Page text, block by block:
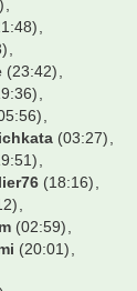
(23:42)
(03:27)
(18:16)
(02:59)
(20:01)